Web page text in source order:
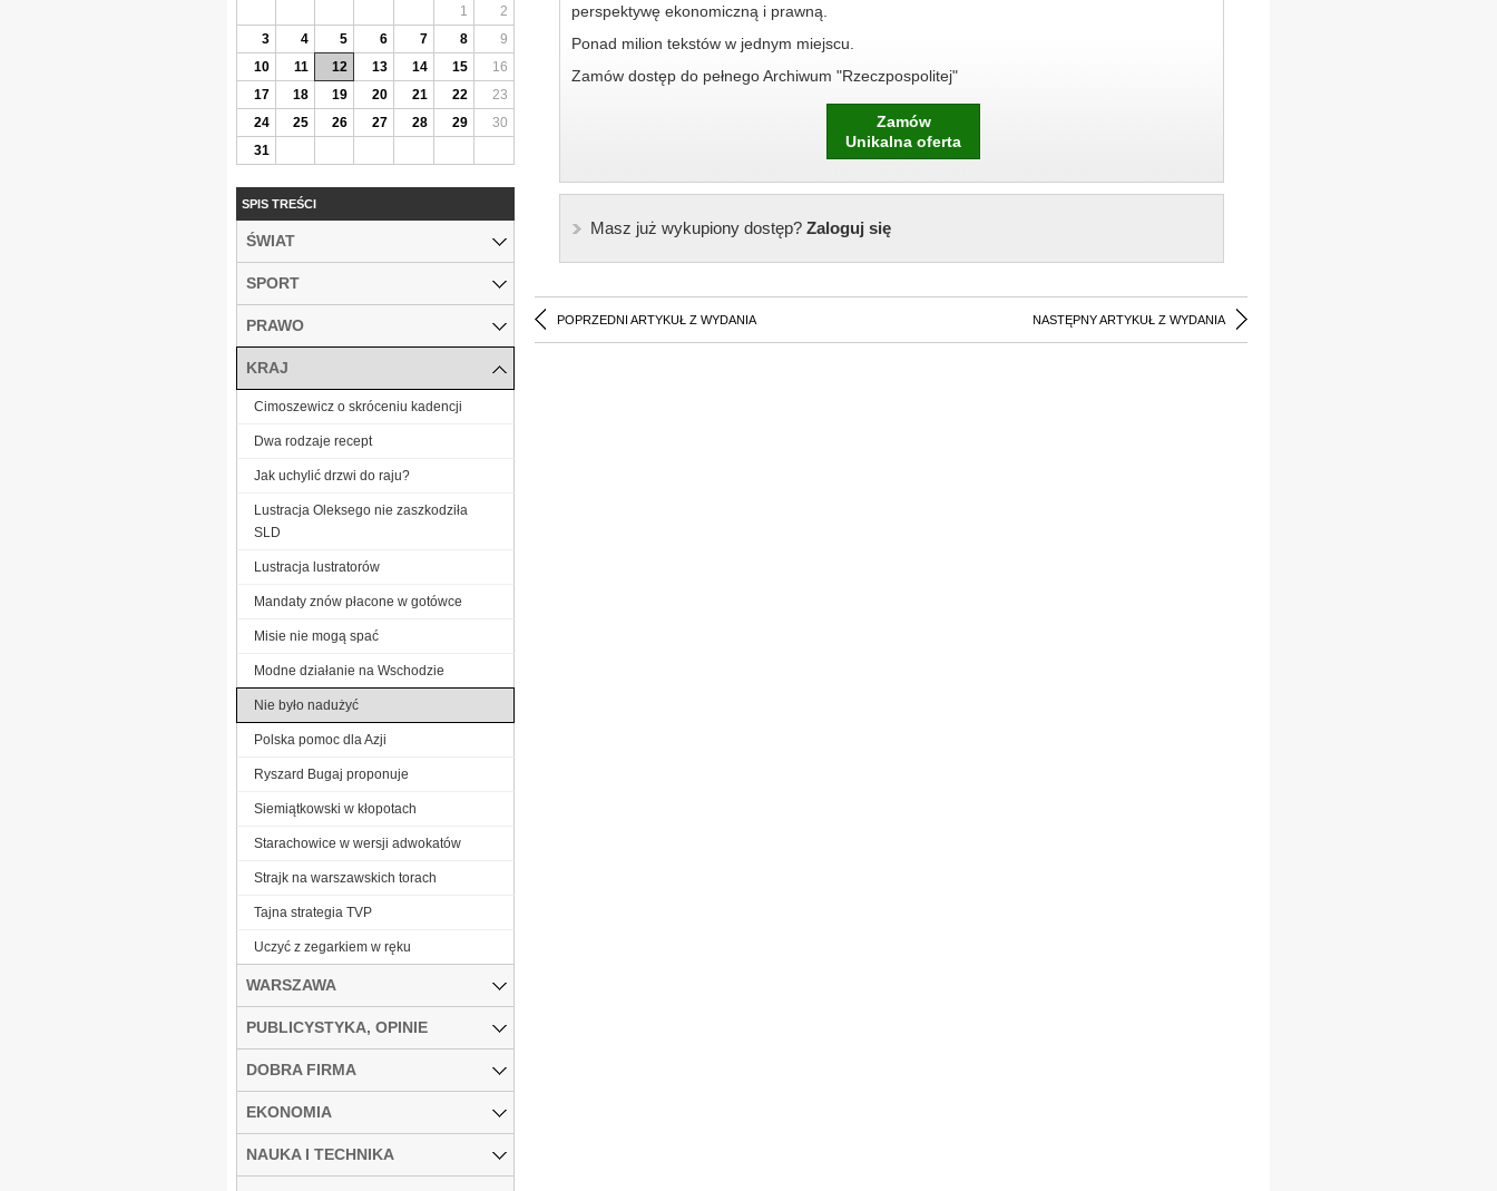
perspektywę ekonomiczną i prawną.
Ponad milion tekstów w jednym miejscu.
Zamów dostęp do pełnego Archiwum "Rzeczpospolitej"
Zamów
Unikalna oferta
Masz już wykupiony dostęp?Zaloguj się
POPRZEDNI ARTYKUŁ Z WYDANIA NASTĘPNY ARTYKUŁ Z WYDANIA
1
2
3
4 5 6 7 8
9
10
11 12 13 14 15
16
17
18 19 20 21 22
23
24
25 26 27 28 29
30
31
SPIS TREŚCI
ŚWIAT
SPORT
PRAWO
KRAJ
Cimoszewicz o skróceniu kadencji
Dwa rodzaje recept
Jak uchylić drzwi do raju?
Lustracja Oleksego nie zaszkodziła
SLD
Lustracja lustratorów
Mandaty znów płacone w gotówce
Misie nie mogą spać
Modne działanie na Wschodzie
Nie było nadużyć
Polska pomoc dla Azji
Ryszard Bugaj proponuje
Siemiątkowski w kłopotach
Starachowice w wersji adwokatów
Strajk na warszawskich torach
Tajna strategia TVP
Uczyć z zegarkiem w ręku
WARSZAWA
PUBLICYSTYKA, OPINIE
DOBRA FIRMA
EKONOMIA
NAUKA I TECHNIKA